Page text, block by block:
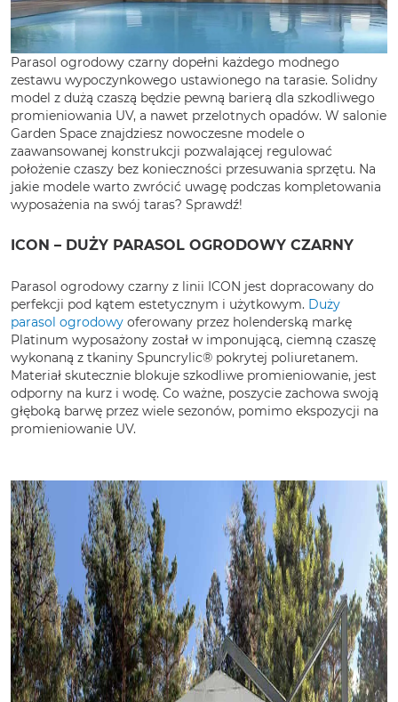
Parasol ogrodowy czarny dopełni każdego modnego
zestawu wypoczynkowego ustawionego na tarasie. Solidny
model z dużą czaszą będzie pewną barierą dla szkodliwego
promieniowania UV, a nawet przelotnych opadów. W salonie
Garden Space znajdziesz nowoczesne modele o
zaawansowanej konstrukcji pozwalającej regulować
położenie czaszy bez konieczności przesuwania sprzętu. Na
jakie modele warto zwrócić uwagę podczas kompletowania
wyposażenia na swój taras? Sprawdź!
ICON – DUŻY PARASOL OGRODOWY CZARNY
Parasol ogrodowy czarny z linii ICON jest dopracowany do
perfekcji pod kątem estetycznym i użytkowym. Duży
parasol ogrodowy oferowany przez holenderską markę
Platinum wyposażony został w imponującą, ciemną czaszę
wykonaną z tkaniny Spuncrylic® pokrytej poliuretanem.
Materiał skutecznie blokuje szkodliwe promieniowanie, jest
odporny na kurz i wodę. Co ważne, poszycie zachowa swoją
głęboką barwę przez wiele sezonów, pomimo ekspozycji na
promieniowanie UV.